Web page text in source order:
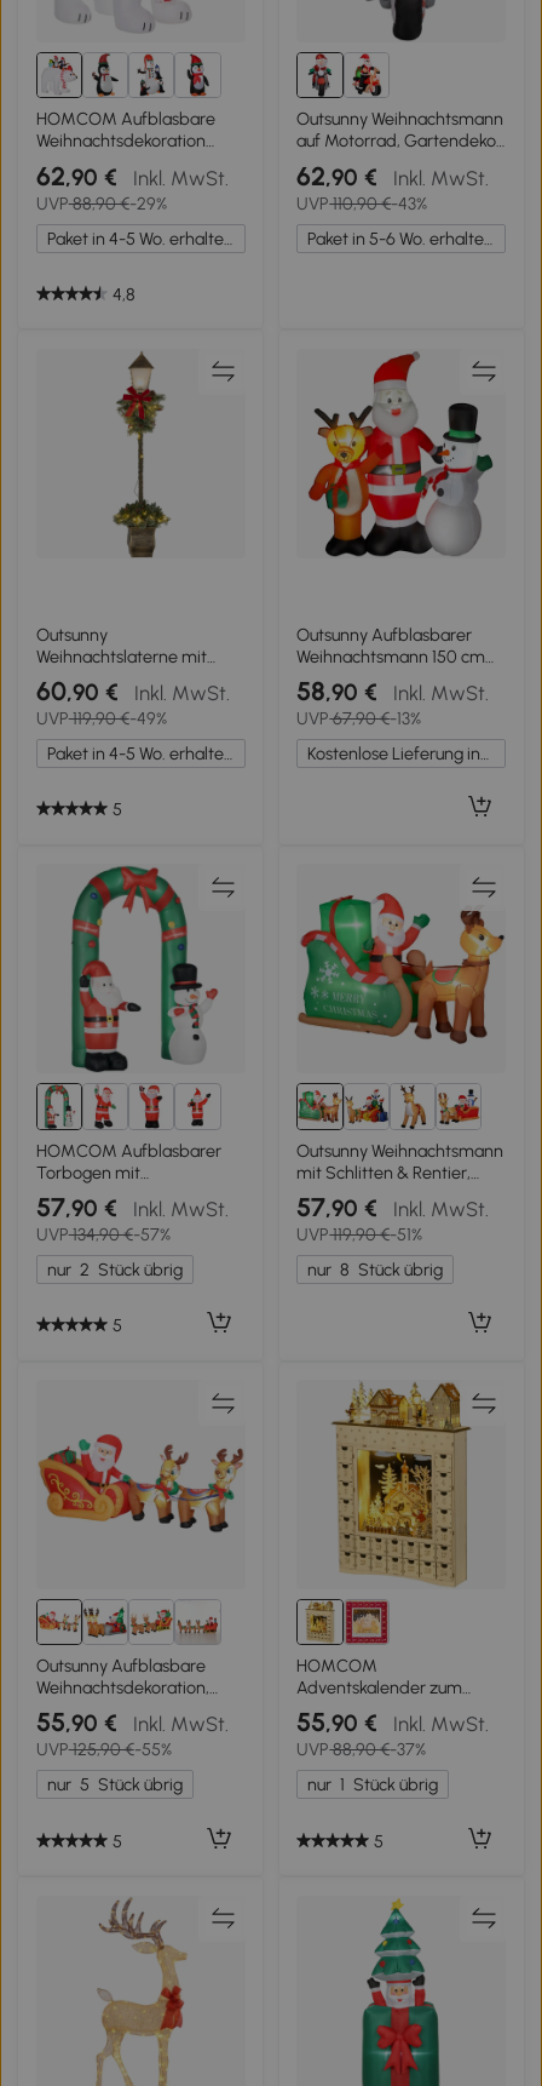
HOMCOM Aufblasbare
Weihnachtsdekoration
Aufblasbare
Weihnachtsfiguren.
selbstaufblasend inkl.
Gebläse, 2 m, Mehrfarbig
62,90 € Inkl. MwSt.
UVP88,90 €-29%
Paket in 4-5 Wo. erhalten.
4,8
Outsunny Weihnachtsmann
auf Motorrad, Gartendeko,
LEDs, aufblasbar,
wetterfest, 180 x 95 x 170
cm
62,90 € Inkl. MwSt.
UVP110,90 €-43%
Paket in 5-6 Wo. erhalten.
Outsunny
Weihnachtslaterne mit
Beeren, Zapfen & Schleife,
LED-Lichter, Metallmast,
150 cm
60,90 € Inkl. MwSt.
UVP119,90 €-49%
Paket in 4-5 Wo. erhalten.
5
Outsunny Aufblasbarer
Weihnachtsmann 150 cm
mit Rentier und
Schneemann, LED-Lichter
und elektrisches Gebläse
für Außen, Garten, Rasen
58,90 € Inkl. MwSt.
UVP67,90 €-13%
Kostenlose Lieferung innerhalb Deutschlands
3+
HOMCOM Aufblasbarer
Torbogen mit
Weihnachtsmann und
Schneemann, LED-
Beleuchtung, integriertes
Gebläse, 198 x 80 x 245 cm
57,90 € Inkl. MwSt.
UVP134,90 €-57%
nur 2 Stück übrig
5
Outsunny Weihnachtsmann
mit Schlitten & Rentier,
aufblasbar, weiße LED-
Beleuchtung, 210 x 80 x 140
cm
57,90 € Inkl. MwSt.
UVP119,90 €-51%
nur 8 Stück übrig
Outsunny Aufblasbare
Weihnachtsdekoration,
Weihnachtsmann im
Rentierschlitten, Polyester
55,90 € Inkl. MwSt.
UVP125,90 €-55%
nur 5 Stück übrig
5
HOMCOM
Adventskalender zum
Befüllen 24 Schubladen
Fächer Weihnachtskalender
mit LED-Lichtern Naturholz
36 x 9 x 52 cm
55,90 € Inkl. MwSt.
UVP88,90 €-37%
nur 1 Stück übrig
5